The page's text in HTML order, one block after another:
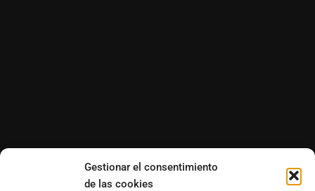
Gestionar el consentimiento
de las cookies